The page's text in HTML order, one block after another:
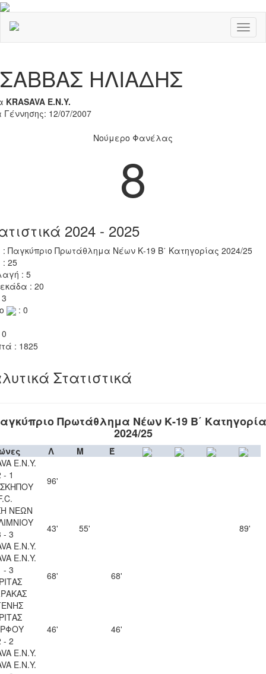
ΣΑΒΒΑΣ ΗΛΙΑΔΗΣ
KRASAVA Ε.Ν.Y.
Γέννησης: 12/07/2007
Νούμερο Φανέλας
8
2024 - 2025
: Παγκύπριο Πρωτάθλημα Νέων Κ-19 Β΄ Κατηγορίας 2024/25
: 25
: 5
: 20
: 0
: 1825
Στατιστικά
Πρωτάθλημα Νέων Κ-19 Β΄
2024/25
Λ Μ
Έ
Ε.Ν.Y.
- 1
96'
ΝΕΩΝ
- 3
Ε.Ν.Y.
43' 55' 89'
Ε.Ν.Y.
- 3
68' 68'
- 2
Ε.Ν.Y.
46' 46'
Ε.Ν.Y.